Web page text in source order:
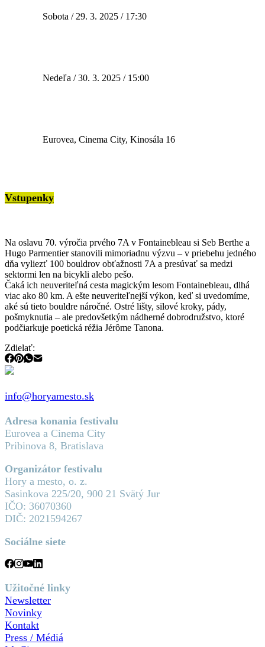
Sobota / 29. 3. 2025 / 17:30
Nedeľa / 30. 3. 2025 / 15:00
Eurovea, Cinema City, Kinosála 16
Vstupenky
Na oslavu 70. výročia prvého 7A v Fontainebleau si Seb Berthe a
Hugo Parmentier stanovili mimoriadnu výzvu – v priebehu jedného
dňa vyliezť 100 bouldrov obťažnosti 7A a presúvať sa medzi
sektormi len na bicykli alebo pešo.
Čaká ich neuveriteľná cesta magickým lesom Fontainebleau, dlhá
viac ako 80 km. A ešte neuveriteľnejší výkon, keď si uvedomíme,
aké sú tieto bouldre náročné. Ostré lišty, silové kroky, pády,
pošmyknutia – ale predovšetkým nádherné dobrodružstvo, ktoré
podčiarkuje poetická réžia Jérôme Tanona.
Zdielať:
info@horyamesto.sk
Adresa konania festivalu
Eurovea a Cinema City
Pribinova 8, Bratislava
Organizátor festivalu
Hory a mesto, o. z.
Sasinkova 225/20, 900 21 Svätý Jur
IČO: 36070360
DIČ: 2021594267
Sociálne siete
Užitočné linky
Newsletter
Novinky
Kontakt
Press / Médiá